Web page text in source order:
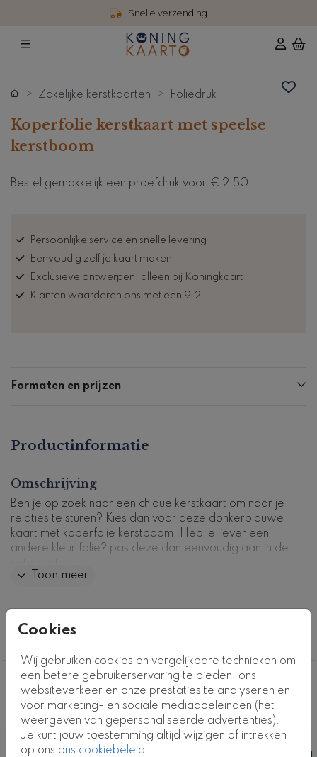
Snelle verzending
Cookies
Wij gebruiken cookies en vergelijkbare technieken om
een betere gebruikerservaring te bieden, ons
websiteverkeer en onze prestaties te analyseren en
voor marketing- en sociale mediadoeleinden (het
weergeven van gepersonaliseerde advertenties).
Je kunt jouw toestemming altijd wijzigen of intrekken
op ons ons cookiebeleid.
Zakelijke kerstkaarten Foliedruk
Koperfolie kerstkaart met speelse
kerstboom
Bestel gemakkelijk een proefdruk voor € 2,50
Persoonlijke service en snelle levering
Eenvoudig zelf je kaart maken
Exclusieve ontwerpen, alleen bij Koningkaart
Klanten waarderen ons met een 9.2
Formaten en prijzen
Productinformatie
Omschrijving
Ben je op zoek naar een chique kerstkaart om naar je
relaties te sturen? Kies dan voor deze donkerblauwe
kaart met koperfolie kerstboom. Heb je liever een
andere kleur folie? pas deze dan eenvoudig aan in de
Toon meer
Collectie
Deze ontwerpen vind je misschien ook
leuk